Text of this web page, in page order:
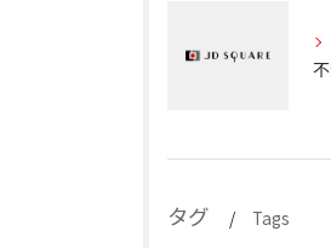
タグ Tags